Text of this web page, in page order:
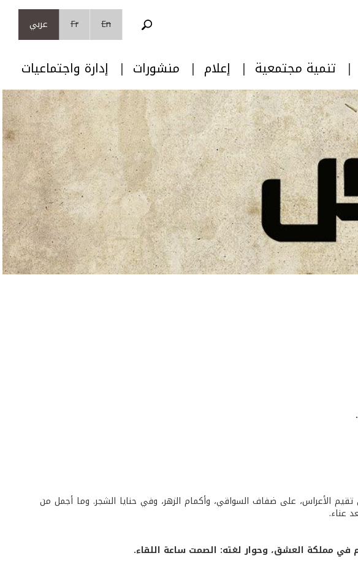
En
Fr عربي
تنمية مجتمعية إعلام منشورات إدارة واجتماعيات
الأعراس، على ضفاف السواقي، وأكمام الزهر، وفي حنايا الشجر. وما أجمل من
عناء.
في مملكة العشق، وحوار لغته: الصمت ساعة اللقاء.